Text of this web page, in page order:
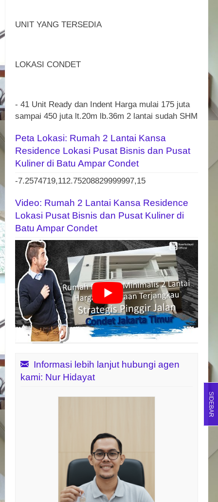
UNIT YANG TERSEDIA
LOKASI CONDET
- 41 Unit Ready dan Indent Harga mulai 175 juta
sampai 450 juta lt.20m lb.36m 2 lantai sudah SHM
Peta Lokasi: Rumah 2 Lantai Kansa
Residence Lokasi Pusat Bisnis dan Pusat
Kuliner di Batu Ampar Condet
-7.2574719,112.75208829999997,15
Video: Rumah 2 Lantai Kansa Residence
Lokasi Pusat Bisnis dan Pusat Kuliner di
Batu Ampar Condet
Informasi lebih lanjut hubungi agen
kami: Nur Hidayat
SIDEBAR